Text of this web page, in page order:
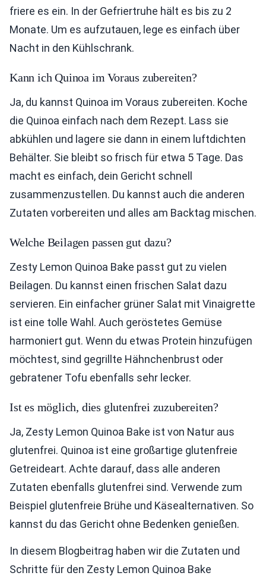
friere es ein. In der Gefriertruhe hält es bis zu 2
Monate. Um es aufzutauen, lege es einfach über
Nacht in den Kühlschrank.
Kann ich Quinoa im Voraus zubereiten?
Ja, du kannst Quinoa im Voraus zubereiten. Koche
die Quinoa einfach nach dem Rezept. Lass sie
abkühlen und lagere sie dann in einem luftdichten
Behälter. Sie bleibt so frisch für etwa 5 Tage. Das
macht es einfach, dein Gericht schnell
zusammenzustellen. Du kannst auch die anderen
Zutaten vorbereiten und alles am Backtag mischen.
Welche Beilagen passen gut dazu?
Zesty Lemon Quinoa Bake passt gut zu vielen
Beilagen. Du kannst einen frischen Salat dazu
servieren. Ein einfacher grüner Salat mit Vinaigrette
ist eine tolle Wahl. Auch geröstetes Gemüse
harmoniert gut. Wenn du etwas Protein hinzufügen
möchtest, sind gegrillte Hähnchenbrust oder
gebratener Tofu ebenfalls sehr lecker.
Ist es möglich, dies glutenfrei zuzubereiten?
Ja, Zesty Lemon Quinoa Bake ist von Natur aus
glutenfrei. Quinoa ist eine großartige glutenfreie
Getreideart. Achte darauf, dass alle anderen
Zutaten ebenfalls glutenfrei sind. Verwende zum
Beispiel glutenfreie Brühe und Käsealternativen. So
kannst du das Gericht ohne Bedenken genießen.
In diesem Blogbeitrag haben wir die Zutaten und
Schritte für den Zesty Lemon Quinoa Bake